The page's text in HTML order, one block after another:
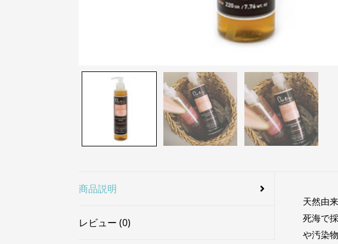
商品説明
レビュー (0)
天然由
死海で
や汚染